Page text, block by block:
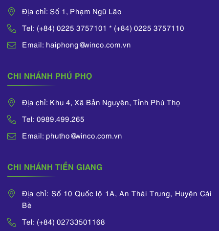
Địa chỉ: Số 1, Phạm Ngũ Lão
Tel: (+84) 0225 3757101 * (+84) 0225 3757110
Email: haiphong@winco.com.vn
CHI NHÁNH PHÚ PHỌ
Địa chỉ: Khu 4, Xã Bản Nguyên, Tỉnh Phú Thọ
Tel: 0989.499.265
Email: phutho@winco.com.vn
CHI NHÁNH TIỀN GIANG
Địa chỉ: Số 10 Quốc lộ 1A, An Thái Trung, Huyện Cái
Bè
Tel: (+84) 02733501168